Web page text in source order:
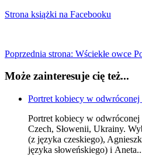
Strona książki na Facebooku
Poprzednia strona: Wściekłe owce
Może zainteresuje cię też...
Portret kobiecy w odwróconej
Portret kobiecy w
Czech, Słowenii, Ukrainy.
(z języka czeskiego),
języka słoweńskiego) i